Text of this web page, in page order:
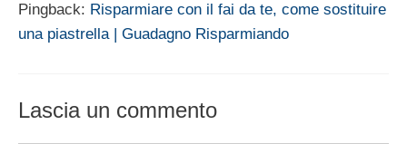
Pingback: Risparmiare con il fai da te, come sostituire
una piastrella | Guadagno Risparmiando
Lascia un commento